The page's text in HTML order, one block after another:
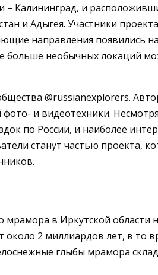
Калининград, и
и Адыгея. Участники
направления появились
больше необычных локаций
@russianexplorers.
и видеотехники.
по России, и наиболее
станут частью проекта,
мрамора в Иркутской области
около 2 миллиардов лет, в то
глыбы мрамора